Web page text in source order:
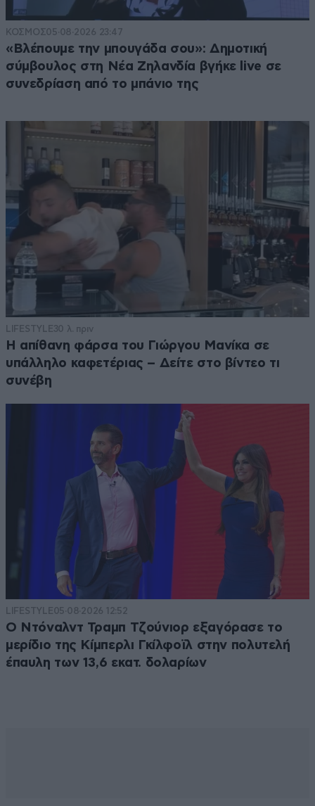
ΚΟΣΜΟΣ05·08·2026 23:47
«Βλέπουμε την μπουγάδα σου»: Δημοτική
σύμβουλος στη Νέα Ζηλανδία βγήκε live σε
συνεδρίαση από το μπάνιο της
LIFESTYLE30 λ. πριν
Η απίθανη φάρσα του Γιώργου Μανίκα σε
υπάλληλο καφετέριας – Δείτε στο βίντεο τι
συνέβη
LIFESTYLE05·08·2026 12:52
Ο Ντόναλντ Τραμπ Τζούνιορ εξαγόρασε το
μερίδιο της Κίμπερλι Γκίλφοϊλ στην πολυτελή
έπαυλη των 13,6 εκατ. δολαρίων